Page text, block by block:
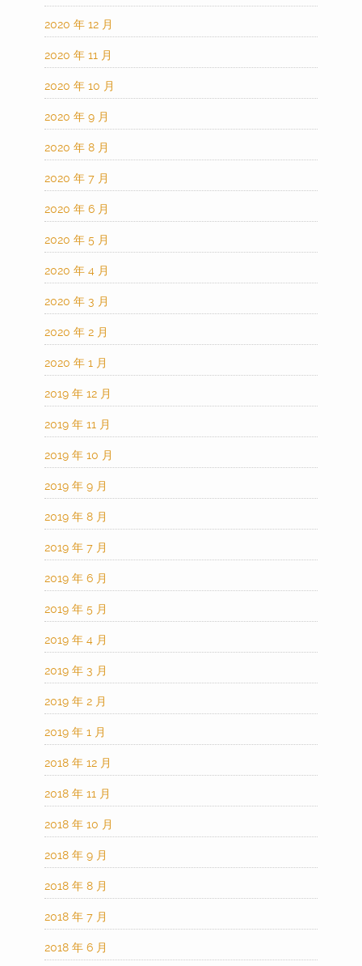
2020 年 12 月
2020 年 11 月
2020 年 10 月
2020 年 9 月
2020 年 8 月
2020 年 7 月
2020 年 6 月
2020 年 5 月
2020 年 4 月
2020 年 3 月
2020 年 2 月
2020 年 1 月
2019 年 12 月
2019 年 11 月
2019 年 10 月
2019 年 9 月
2019 年 8 月
2019 年 7 月
2019 年 6 月
2019 年 5 月
2019 年 4 月
2019 年 3 月
2019 年 2 月
2019 年 1 月
2018 年 12 月
2018 年 11 月
2018 年 10 月
2018 年 9 月
2018 年 8 月
2018 年 7 月
2018 年 6 月